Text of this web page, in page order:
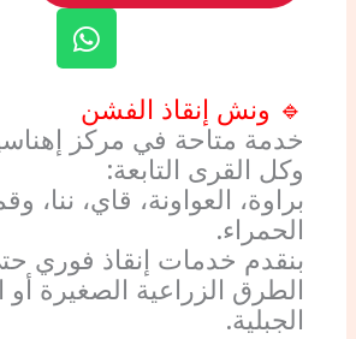
W
h
a
t
s
p
🔹 ونش إنقاذ الفشن
خدمة متاحة في مركز
وكل القرى التابعة:
براوة، العواونة، قاي، ننا،
الحمراء.
بنقدم خدمات إنقاذ فوري
الطرق الزراعية الصغيرة
الجبلية.